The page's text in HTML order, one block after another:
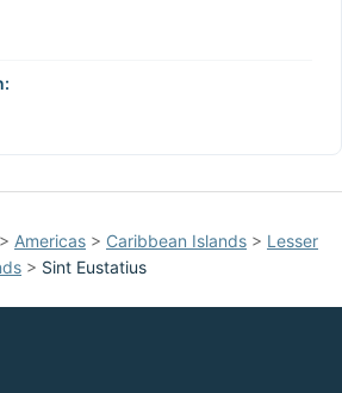
> Americas > Caribbean Islands > Lesser
> Sint Eustatius